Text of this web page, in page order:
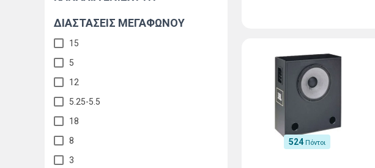
ΔΙΑΣΤΑΣΕΙΣ ΜΕΓΑΦΩΝΟΥ
15
5
12
5.25-5.5
18
8
3
524 Πόντοι